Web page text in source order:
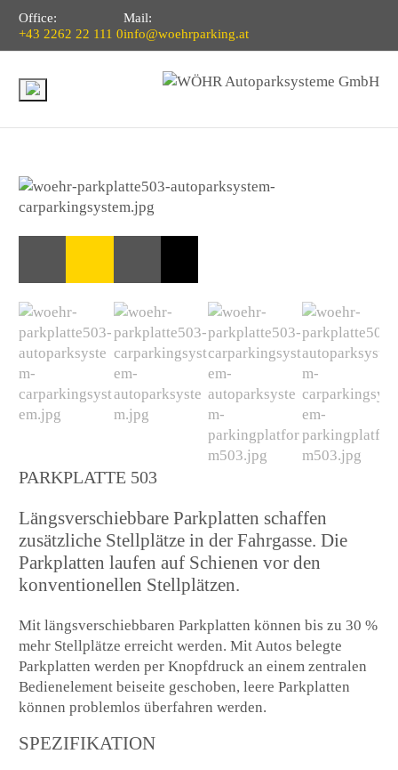
Office:
+43 2262 22 111 0
Mail:
info@woehrparking.at
PARKPLATTE 503
Längsverschiebbare Parkplatten schaffen
zusätzliche Stellplätze in der Fahrgasse. Die
Parkplatten laufen auf Schienen vor den
konventionellen Stellplätzen.
Mit längsverschiebbaren Parkplatten können bis zu 30 %
mehr Stellplätze erreicht werden. Mit Autos belegte
Parkplatten werden per Knopfdruck an einem zentralen
Bedienelement beiseite geschoben, leere Parkplatten
können problemlos überfahren werden.
SPEZIFIKATION